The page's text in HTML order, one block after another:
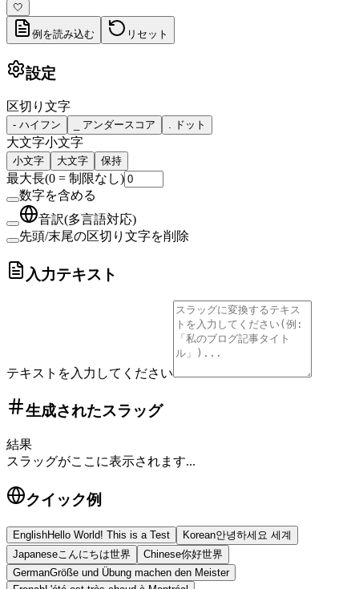
🤍
例を読み込む リセット
設定
区切り文字
- ハイフン アンダースコア . ドット
大文字小文字
小文字 大文字 保持
最大長(0 = 制限なし)
数字を含める
音訳(多言語対応)
先頭/末尾の区切り文字を削除
入力テキスト
テキストを入力してください
生成されたスラッグ
結果
スラッグがここに表示されます...
クイック例
EnglishHello World! This is a Test Korean안녕하세요 세계
Japanese こんにちは世界 Chinese你好世界
GermanGröße und Übung machen den Meister